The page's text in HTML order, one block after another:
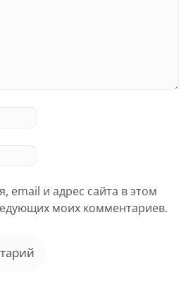
email и адрес сайта в этом
моих комментариев.